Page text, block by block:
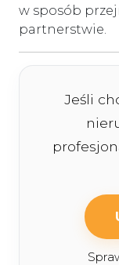
w sposób
partnerstwie.
Jeśli